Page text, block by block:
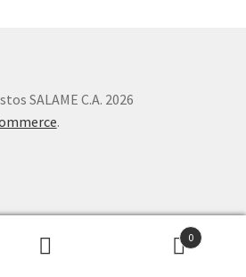
SALAME C.A. 2026
.
0